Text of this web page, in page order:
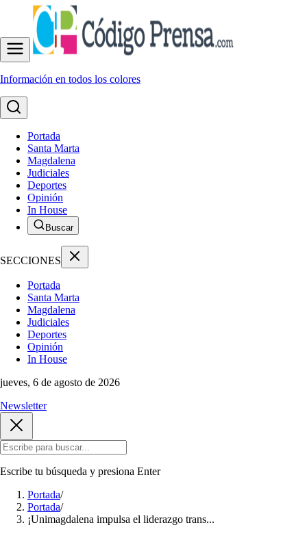
Información en todos los colores
Portada
Santa Marta
Magdalena
Judiciales
Deportes
Opinión
In House
Buscar
SECCIONES
Portada
Santa Marta
Magdalena
Judiciales
Deportes
Opinión
In House
jueves, 6 de agosto de 2026
Newsletter
Escribe tu búsqueda y presiona Enter
Portada/
Portada/
¡Unimagdalena impulsa el liderazgo trans...